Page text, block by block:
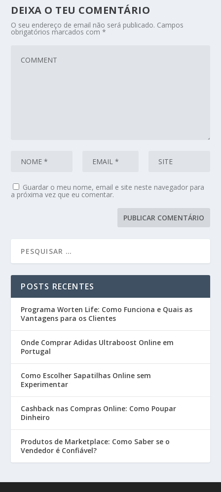
DEIXA O TEU COMENTÁRIO
O seu endereço de email não será publicado. Campos
obrigatórios marcados com*
Guardar o meu nome, email e site neste navegador para
a próxima vez que eu comentar.
POSTS RECENTES
Programa Worten Life: Como Funciona e Quais as
Vantagens para os Clientes
Onde Comprar Adidas Ultraboost Online em
Portugal
Como Escolher Sapatilhas Online sem
Experimentar
Cashback nas Compras Online: Como Poupar
Dinheiro
Produtos de Marketplace: Como Saber se o
Vendedor é Confiável?